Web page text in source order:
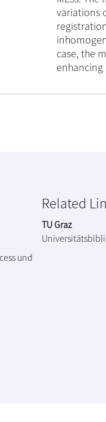
variations
case, the
und
Related
TU Graz